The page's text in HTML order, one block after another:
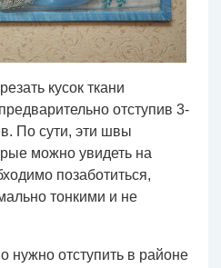
кусок ткани
отступив 3-
По сути, эти швы
можно увидеть на
позаботиться,
тонкими и не
нужно отступить в районе